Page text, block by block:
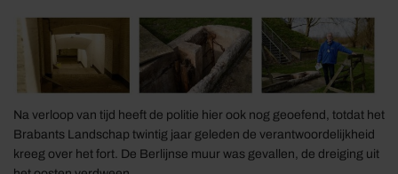
Na verloop van tijd heeft de politie hier ook nog geoefend, totdat het
Brabants Landschap twintig jaar geleden de verantwoordelijkheid
kreeg over het fort. De Berlijnse muur was gevallen, de dreiging uit